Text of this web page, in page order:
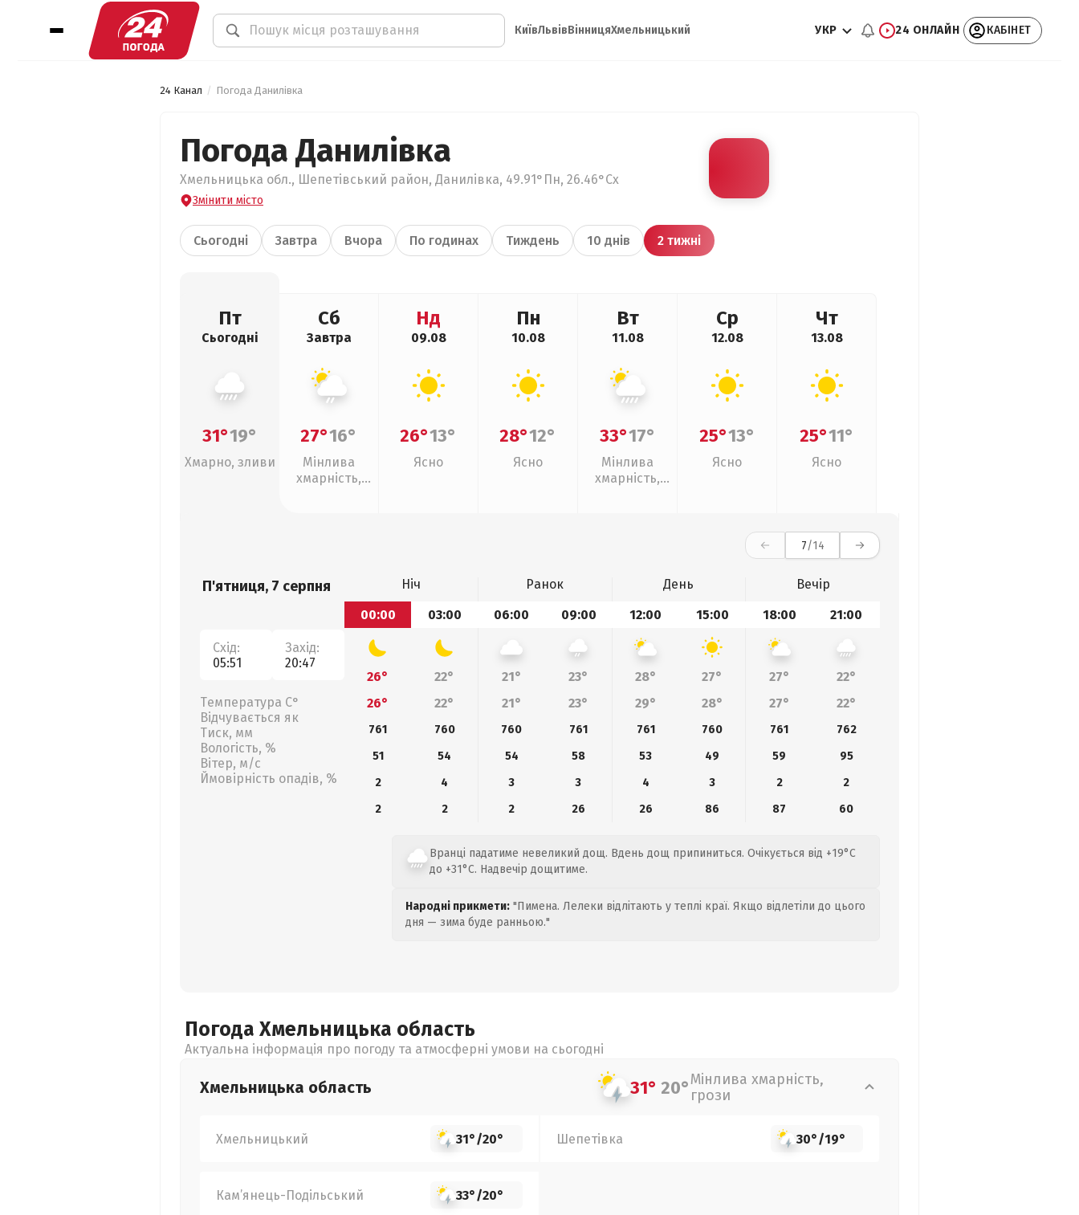
КиївЛьвівВінницяХмельницький УКР 24 ОНЛАЙН КАБІНЕТ
24 Канал Погода Данилівка
Погода Данилівка
Хмельницька обл., Шепетівський район, Данилівка, 49.91°Пн, 26.46°Сх
Змінити місто
Сьогодні Завтра Вчора По годинах Тиждень 10 днів 2 тижні
Пт
Сьогодні
31°19°
Хмарно, зливи
Сб
Завтра
27°16°
Мінлива
хмарність,
Нд
09.08
26°13°
Ясно
Пн
10.08
28°12°
Ясно
Вт
11.08
33°17°
Мінлива
хмарність,
Ср
12.08
25°13°
Ясно
Чт
13.08
25°11°
Ясно
7/14
П'ятниця, 7 серпня
Схід:
05:51
Захід:
20:47
Температура С°
Відчувається як
Тиск, мм
Вологість, %
Вітер, м/с
Ймовірність опадів, %
Ніч Ранок День
Вечір
00:00
03:00 06:00 09:00 12:00 15:00 18:00 21:00
26° 22° 21° 23° 28° 27° 27°
22°
26°
22° 21° 23° 29° 28° 27° 22°
761 760 760 761 761 760 761
762
51
54 54 58 53 49 59
95
2
4 3 3 4 3 2
2
2
2 2 26 26 86 87 60
Вранці падатиме невеликий дощ. Вдень дощ припиниться. Очікується від +19°C
до +31°C. Надвечір дощитиме.
Народні прикмети: "Пимена. Лелеки відлітають у теплі краї. Якщо відлетіли до цього
дня — зима буде ранньою."
Погода Хмельницька область
Актуальна інформація про погоду та атмосферні умови на сьогодні
Хмельницька область 31° 20°Мінлива хмарність,
грози
Хмельницький 31°/20° Шепетівка 30°/19°
Кам’янець-Подільський 33°/20°